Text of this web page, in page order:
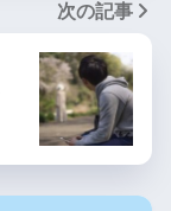
次の記事